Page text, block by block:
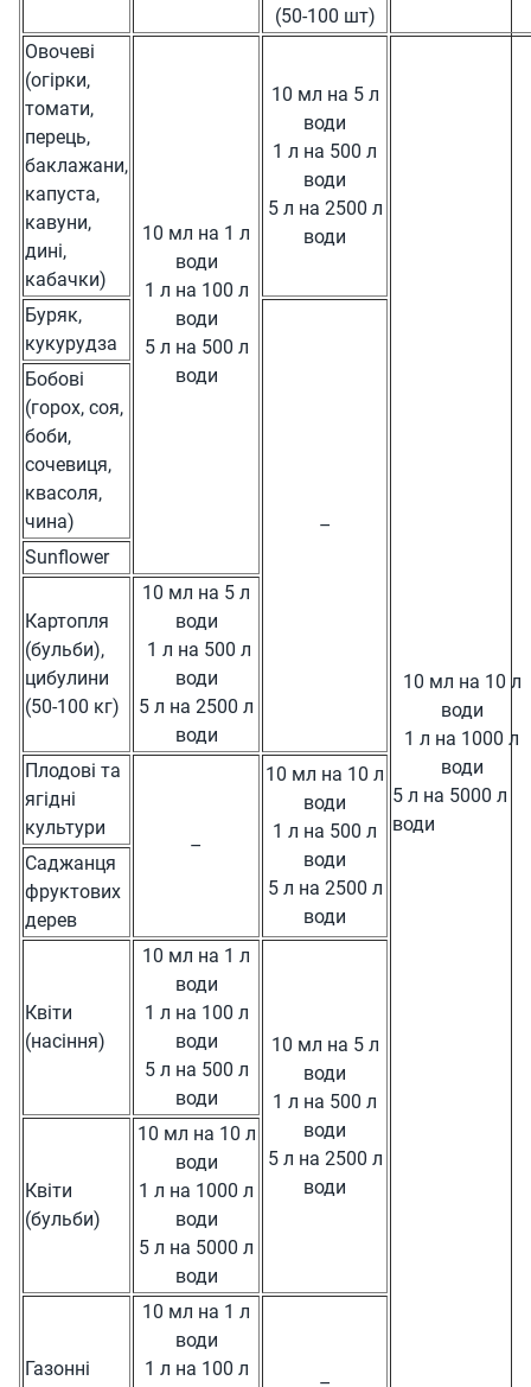
(50-100 шт)
Овочеві
(огірки,
томати,
перець,
баклажани,
капуста,
кавуни,
дині,
кабачки)
10 мл на 1 л
води
1 л на 100 л
води
5 л на 500 л
води
10 мл на 5 л
води
1 л на 500 л
води
5 л на 2500 л
води
10 мл на 10 л
води
1 л на 1000 л
води
5 л на 5000 л
води
Буряк,
кукурудза
–
Бобові
(горох, соя,
боби,
сочевиця,
квасоля,
чина)
Sunflower
Картопля
(бульби),
цибулини
(50-100 кг)
10 мл на 5 л
води
1 л на 500 л
води
5 л на 2500 л
води
Плодові та
ягідні
культури
–
10 мл на 10 л
води
1 л на 500 л
води
5 л на 2500 л
води
Саджанця
фруктових
дерев
Квіти
(насіння)
10 мл на 1 л
води
1 л на 100 л
води
5 л на 500 л
води
10 мл на 5 л
води
1 л на 500 л
води
5 л на 2500 л
води
Квіти
(бульби)
10 мл на 10 л
води
1 л на 1000 л
води
5 л на 5000 л
води
Газонні
10 мл на 1 л
води
1 л на 100 л